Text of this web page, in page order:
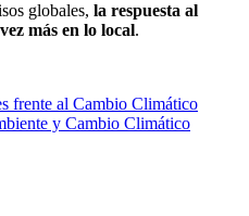
globales, la respuesta al
más en lo local.
frente al Cambio Climático
y Cambio Climático